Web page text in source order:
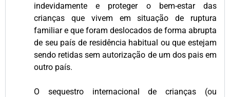
indevidamente e proteger o bem-estar das
crianças que vivem em situação de ruptura
familiar e que foram deslocados de forma abrupta
de seu país de residência habitual ou que estejam
sendo retidas sem autorização de um dos pais em
outro país.
O sequestro internacional de crianças (ou